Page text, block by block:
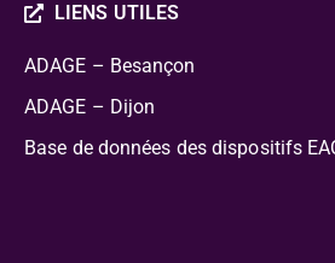
LIENS UTILES
ADAGE – Besançon
ADAGE – Dijon
Base de données des dispositifs